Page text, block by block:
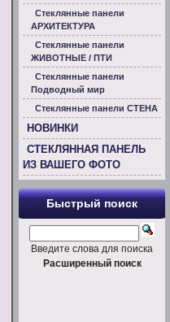
Стеклянные панели
АРХИТЕКТУРА
Стеклянные панели
ЖИВОТНЫЕ / ПТИ
Стеклянные панели
Подводный мир
Стеклянные панели СТЕНА
НОВИНКИ
СТЕКЛЯННАЯ ПАНЕЛЬ
ИЗ ВАШЕГО ФОТО
Быстрый поиск
Введите слова для поиска
Расширенный поиск